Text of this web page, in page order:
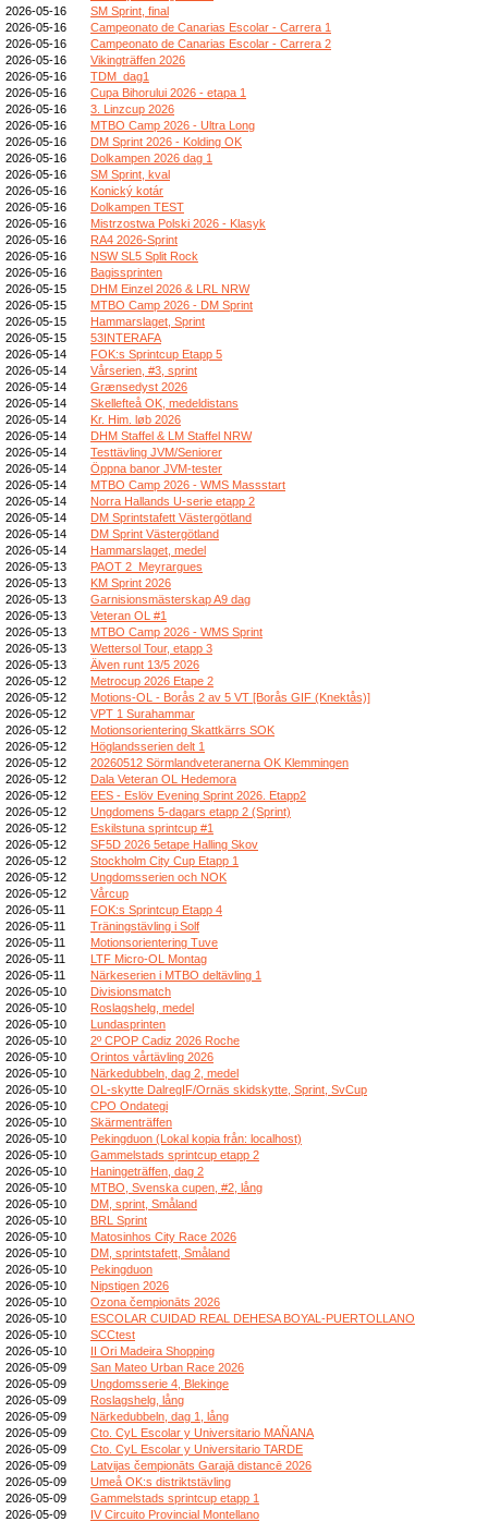
2026-05-16
SM Sprint, final
2026-05-16
Campeonato de Canarias Escolar - Carrera 1
2026-05-16
Campeonato de Canarias Escolar - Carrera 2
2026-05-16
Vikingträffen 2026
2026-05-16
TDM_dag1
2026-05-16
Cupa Bihorului 2026 - etapa 1
2026-05-16
3. Linzcup 2026
2026-05-16
MTBO Camp 2026 - Ultra Long
2026-05-16
DM Sprint 2026 - Kolding OK
2026-05-16
Dolkampen 2026 dag 1
2026-05-16
SM Sprint, kval
2026-05-16
Konický kotár
2026-05-16
Dolkampen TEST
2026-05-16
Mistrzostwa Polski 2026 - Klasyk
2026-05-16
RA4 2026-Sprint
2026-05-16
NSW SL5 Split Rock
2026-05-16
Bagissprinten
2026-05-15
DHM Einzel 2026 & LRL NRW
2026-05-15
MTBO Camp 2026 - DM Sprint
2026-05-15
Hammarslaget, Sprint
2026-05-15
53INTERAFA
2026-05-14
FOK:s Sprintcup Etapp 5
2026-05-14
Vårserien, #3, sprint
2026-05-14
Grænsedyst 2026
2026-05-14
Skellefteå OK, medeldistans
2026-05-14
Kr. Him. løb 2026
2026-05-14
DHM Staffel & LM Staffel NRW
2026-05-14
Testtävling JVM/Seniorer
2026-05-14
Öppna banor JVM-tester
2026-05-14
MTBO Camp 2026 - WMS Massstart
2026-05-14
Norra Hallands U-serie etapp 2
2026-05-14
DM Sprintstafett Västergötland
2026-05-14
DM Sprint Västergötland
2026-05-14
Hammarslaget, medel
2026-05-13
PAOT 2_Meyrargues
2026-05-13
KM Sprint 2026
2026-05-13
Garnisionsmästerskap A9 dag
2026-05-13
Veteran OL #1
2026-05-13
MTBO Camp 2026 - WMS Sprint
2026-05-13
Wettersol Tour, etapp 3
2026-05-13
Älven runt 13/5 2026
2026-05-12
Metrocup 2026 Etape 2
2026-05-12
Motions-OL - Borås 2 av 5 VT [Borås GIF (Knektås)]
2026-05-12
VPT 1 Surahammar
2026-05-12
Motionsorientering Skattkärrs SOK
2026-05-12
Höglandsserien delt 1
2026-05-12
20260512 Sörmlandveteranerna OK Klemmingen
2026-05-12
Dala Veteran OL Hedemora
2026-05-12
EES - Eslöv Evening Sprint 2026. Etapp2
2026-05-12
Ungdomens 5-dagars etapp 2 (Sprint)
2026-05-12
Eskilstuna sprintcup #1
2026-05-12
SF5D 2026 5etape Halling Skov
2026-05-12
Stockholm City Cup Etapp 1
2026-05-12
Ungdomsserien och NOK
2026-05-12
Vårcup
2026-05-11
FOK:s Sprintcup Etapp 4
2026-05-11
Träningstävling i Solf
2026-05-11
Motionsorientering Tuve
2026-05-11
LTF Micro-OL Montag
2026-05-11
Närkeserien i MTBO deltävling 1
2026-05-10
Divisionsmatch
2026-05-10
Roslagshelg, medel
2026-05-10
Lundasprinten
2026-05-10
2º CPOP Cadiz 2026 Roche
2026-05-10
Orintos vårtävling 2026
2026-05-10
Närkedubbeln, dag 2, medel
2026-05-10
OL-skytte DalregIF/Ornäs skidskytte, Sprint, SvCup
2026-05-10
CPO Ondategi
2026-05-10
Skärmenträffen
2026-05-10
Pekingduon (Lokal kopia från: localhost)
2026-05-10
Gammelstads sprintcup etapp 2
2026-05-10
Haningeträffen, dag 2
2026-05-10
MTBO, Svenska cupen, #2, lång
2026-05-10
DM, sprint, Småland
2026-05-10
BRL Sprint
2026-05-10
Matosinhos City Race 2026
2026-05-10
DM, sprintstafett, Småland
2026-05-10
Pekingduon
2026-05-10
Nipstigen 2026
2026-05-10
Ozona čempionāts 2026
2026-05-10
ESCOLAR CUIDAD REAL DEHESA BOYAL-PUERTOLLANO
2026-05-10
SCCtest
2026-05-10
II Ori Madeira Shopping
2026-05-09
San Mateo Urban Race 2026
2026-05-09
Ungdomsserie 4, Blekinge
2026-05-09
Roslagshelg, lång
2026-05-09
Närkedubbeln, dag 1, lång
2026-05-09
Cto. CyL Escolar y Universitario MAÑANA
2026-05-09
Cto. CyL Escolar y Universitario TARDE
2026-05-09
Latvijas čempionāts Garajā distancē 2026
2026-05-09
Umeå OK:s distriktstävling
2026-05-09
Gammelstads sprintcup etapp 1
2026-05-09
IV Circuito Provincial Montellano